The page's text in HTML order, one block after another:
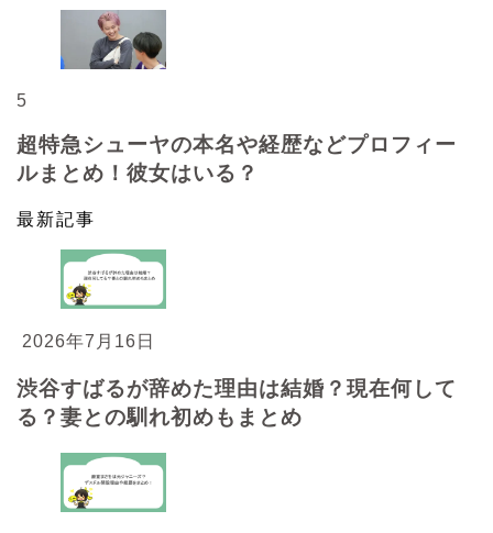
5
超特急シューヤの本名や経歴などプロフィー
ルまとめ！彼女はいる？
最新記事
2026年7月16日
渋谷すばるが辞めた理由は結婚？現在何して
る？妻との馴れ初めもまとめ